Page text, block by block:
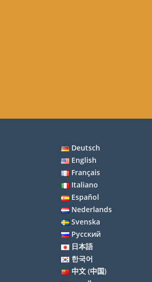
Deutsch
English
Français
Italiano
Español
Nederlands
Svenska
Русский
日本語
한국어
中文 (中国)